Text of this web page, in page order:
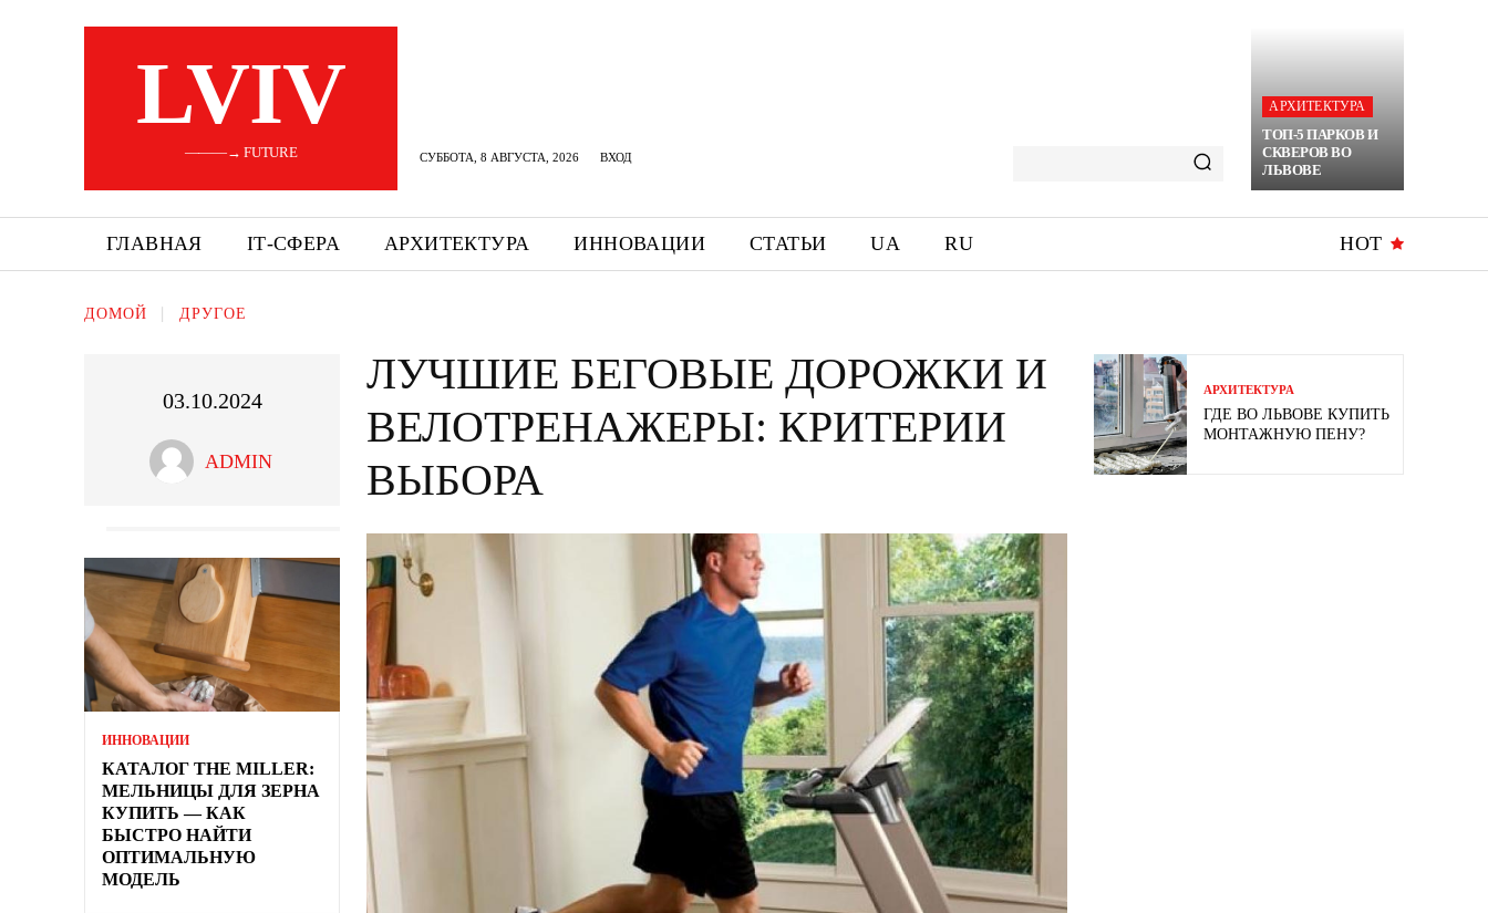
LVIV
———→ FUTURE СУББОТА, 8 АВГУСТА, 2026 ВХОД
АРХИТЕКТУРА
ТОП-5 ПАРКОВ И
СКВЕРОВ ВО
ЛЬВОВЕ
ГЛАВНАЯ ІТ-СФЕРА АРХИТЕКТУРА ИННОВАЦИИ СТАТЬИ UA RU HOT
ДОМОЙ ДРУГОЕ
03.10.2024
ADMIN
ИННОВАЦИИ
КАТАЛОГ THE MILLER:
МЕЛЬНИЦЫ ДЛЯ ЗЕРНА
КУПИТЬ — КАК
БЫСТРО НАЙТИ
ОПТИМАЛЬНУЮ
МОДЕЛЬ
ЛУЧШИЕ БЕГОВЫЕ ДОРОЖКИ И
ВЕЛОТРЕНАЖЕРЫ: КРИТЕРИИ
ВЫБОРА
АРХИТЕКТУРА
ГДЕ ВО ЛЬВОВЕ КУПИТЬ
МОНТАЖНУЮ ПЕНУ?